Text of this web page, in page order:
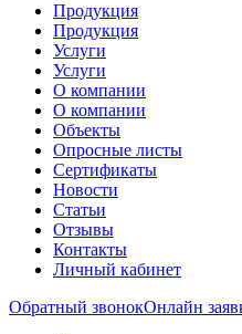
Продукция
Продукция
Услуги
Услуги
О компании
О компании
Объекты
Опросные листы
Сертификаты
Новости
Статьи
Отзывы
Контакты
Личный кабинет
Обратный звонокОнлайн